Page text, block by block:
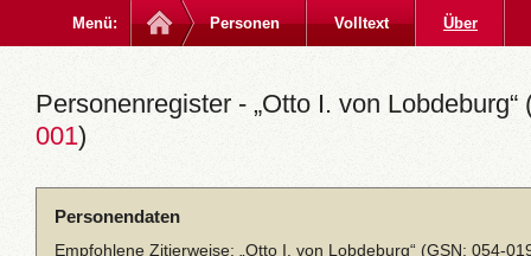
Menü: Personen Volltext Über
Personenregister - „Otto I. von Lobdeburg“
001)
Personendaten
Empfohlene Zitierweise: „Otto I. von Lobdeburg“ (GSN: 054-